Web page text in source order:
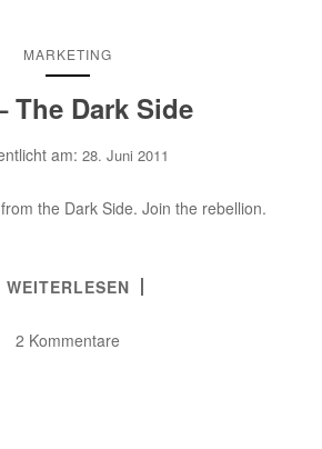
MARKETING
The Dark Side
am: 28. Juni 2011
the Dark Side. Join the rebellion.
WEITERLESEN
2 Kommentare